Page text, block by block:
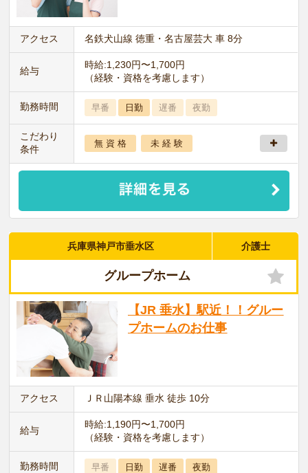
アクセス 名鉄犬山線 徳重・名古屋芸大 車 8分
給与
時給:1,230円〜1,700円
（経験・資格を考慮します）
勤務時間 早番 日勤 遅番 夜勤
こだわり
条件
無 資 格 未 経 験
兵庫県神戸市垂水区 介護士
グループホーム
【JR 垂水】駅近！！グルー
プホームのお仕事
アクセス ＪＲ山陽本線 垂水 徒歩 10分
給与
時給:1,190円〜1,700円
（経験・資格を考慮します）
勤務時間 早番 日勤 遅番 夜勤